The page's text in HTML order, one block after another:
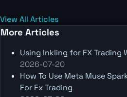
View All Articles
More Articles
Using Inkling for FX Trading
2026-07-20
How To Use Meta Muse
For Fx Trading